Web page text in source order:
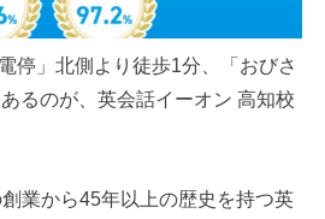
停」北側より徒歩1分、「おびさ
るのが、英会話イーオン 高知校
業から45年以上の歴史を持つ英